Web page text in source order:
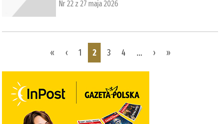
Nr 22 z 27 maja 2026
« ‹ 1 2 3 4 … › »